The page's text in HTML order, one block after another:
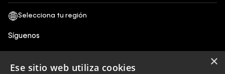
Términos y Condiciones
Política de Privacidad y tratamiento de datos personales
Política de Cookies
Libro de reclamaciones
Síguenos
×
Ese sitio web utiliza cookies